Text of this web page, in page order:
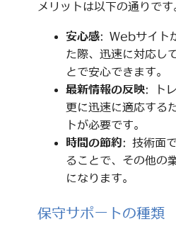
メリットは以下の通りです
安心感: Webサイト
た際、迅速に対応し
とで安心できます。
最新情報の反映: ト
更に迅速に適応する
トが必要です。
時間の節約: 技術面
ることで、その他の
になります。
保守サポートの種類